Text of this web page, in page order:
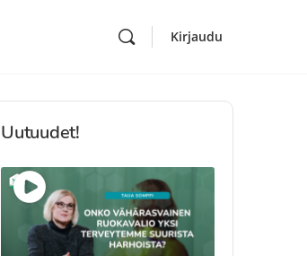
Kirjaudu
Uutuudet!